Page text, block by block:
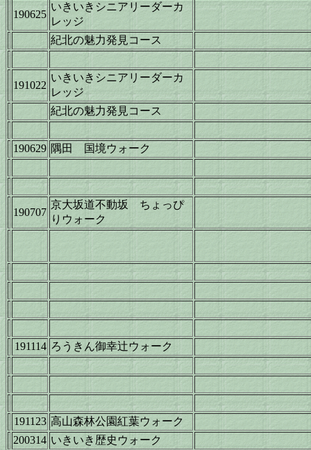
190625
いきいきシニアリーダーカ
レッジ
紀北の魅力発見コース
191022
いきいきシニアリーダーカ
レッジ
紀北の魅力発見コース
190629 隅田 国境ウォーク
190707
京大坂道不動坂 ちょっぴ
りウォーク
191114 ろうきん御幸辻ウォーク
191123 高山森林公園紅葉ウォーク
200314 いきいき歴史ウォーク